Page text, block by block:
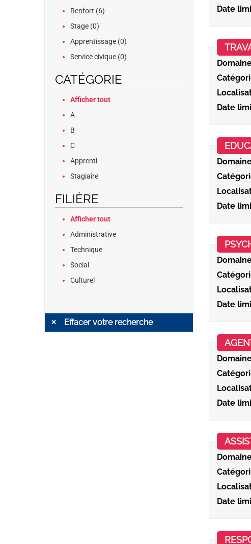
Renfort (6)
Stage (0)
Apprentissage (0)
Service civique (0)
CATÉGORIE
Afficher tout
A
B
C
Apprenti
Stagiaire
FILIÈRE
Afficher tout
Administrative
Technique
Social
Culturel
Effacer votre recherche
Date
Date
Date
Date
Date
Date